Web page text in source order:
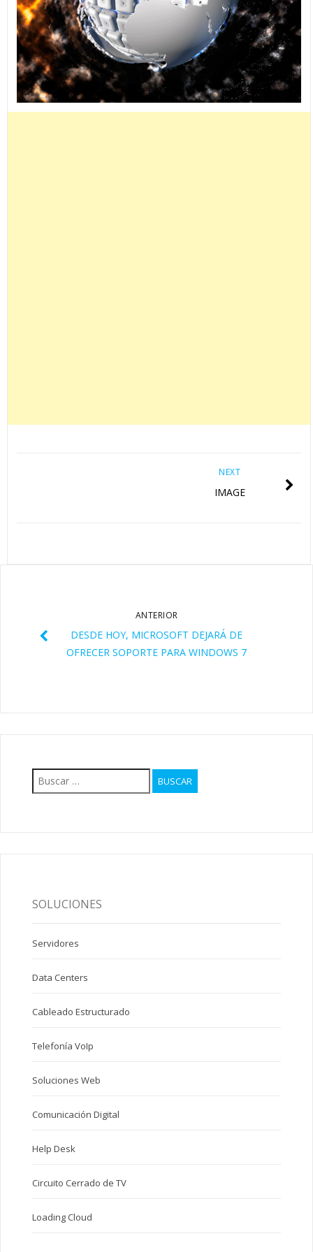
NEXT
IMAGE
ANTERIOR
DESDE HOY, MICROSOFT DEJARÁ DE
OFRECER SOPORTE PARA WINDOWS 7
SOLUCIONES
Servidores
Data Centers
Cableado Estructurado
Telefonía VoIp
Soluciones Web
Comunicación Digital
Help Desk
Circuito Cerrado de TV
Loading Cloud